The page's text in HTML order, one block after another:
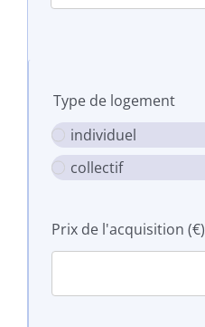
Type de logement
individuel
collectif
Prix de l'acquisition (€)